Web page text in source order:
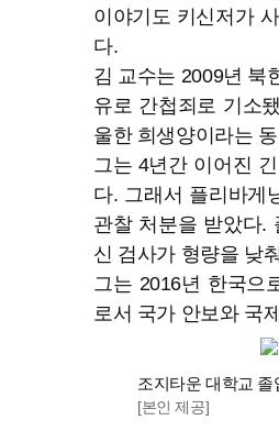
이야기도 키신저가
다.
김 교수는 2009년 북
유로 간첩죄로 기소
울한 희생양이라는
그는 4년간 이어진
다. 그래서 플리바게
관찰 처분을 받았다.
신 검사가 형량을 낮
그는 2016년 한국으
로서 국가 안보와 국
조지타운 대학교
[본인 제공]